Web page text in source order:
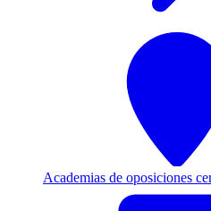
Academias de oposiciones